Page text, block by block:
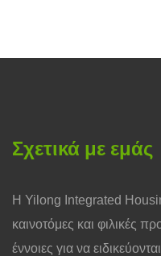
Σχετικά με εμάς
Η Yilong Integrated
καινοτόμες και φιλικές
έννοιες για να